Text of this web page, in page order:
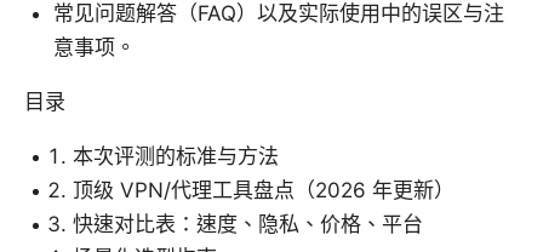
常见问题解答（FAQ）以及实际使用中的误区与注
意事项。
目录
本次评测的标准与方法
顶级 VPN/代理工具盘点（2026 年更新）
快速对比表：速度、隐私、价格、平台